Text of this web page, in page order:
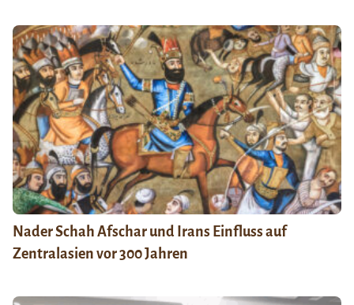
Nader Schah Afschar und Irans Einfluss auf
Zentralasien vor 300 Jahren